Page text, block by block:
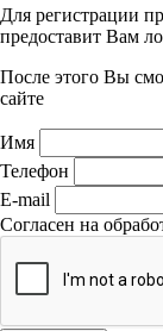
Для регистрации
предоставит Вам
После этого Вы
сайте
Имя
Телефон
E-mail
Согласен на